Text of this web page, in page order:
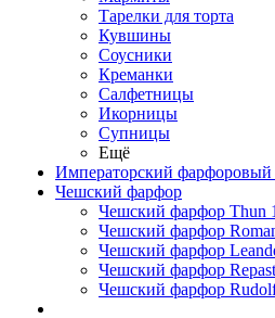
Тарелки для торта
Кувшины
Соусники
Креманки
Салфетницы
Икорницы
Супницы
Ещё
Императорский фарфоровый
Чешский фарфор
Чешский фарфор Thun
Чешский фарфор
Чешский фарфор
Чешский фарфор Repast
Чешский фарфор